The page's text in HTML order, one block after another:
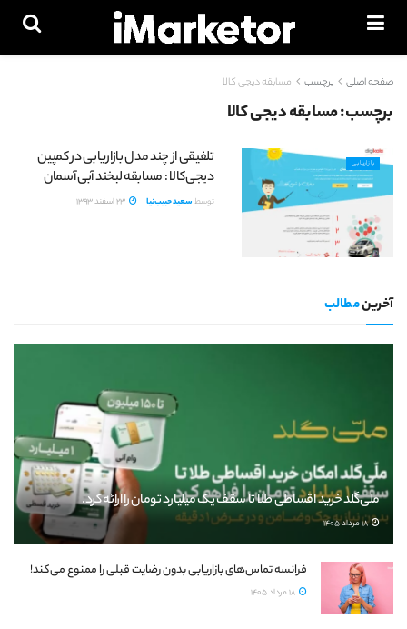
صفحه اصلی برچسب مسابقه دیجی کالا
برچسب:مسابقه دیجی کالا
بازاریابی
تلفیقی از چند مدل بازاریابی در کمپین
دیجی‌کالا : مسابقه لبخند آبی آسمان
توسط سعید حبیب‌نیا 23 اسفند 1393
آخرینمطالب
ملی‌گلد خرید اقساطی طلا تا سقف یک میلیارد تومان را ارائه کرد.
18 مرداد 1405
فرانسه تماس‌های بازاریابی بدون رضایت قبلی را ممنوع می‌کند!